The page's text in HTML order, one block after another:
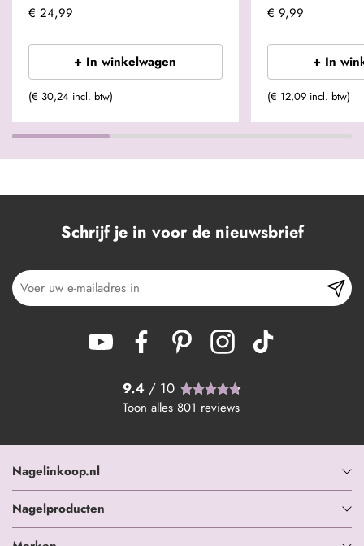
€ 24,99
+ In winkelwagen
(€ 30,24 incl. btw)
€ 9,99
+ In
(€ 12,09 incl. btw)
Schrijf je in voor de nieuwsbrief
9.4 / 10
Toon alles 801 reviews
Nagelinkoop.nl
Nagelproducten